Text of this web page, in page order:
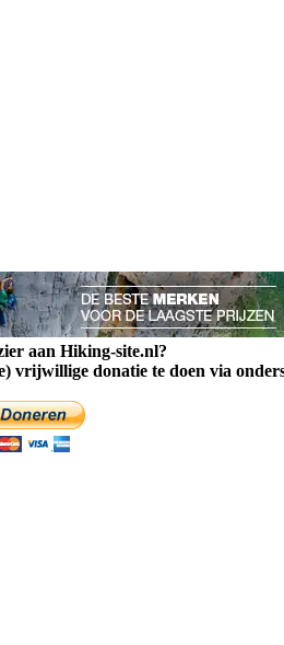
aan Hiking-site.nl?
vrijwillige donatie te doen via